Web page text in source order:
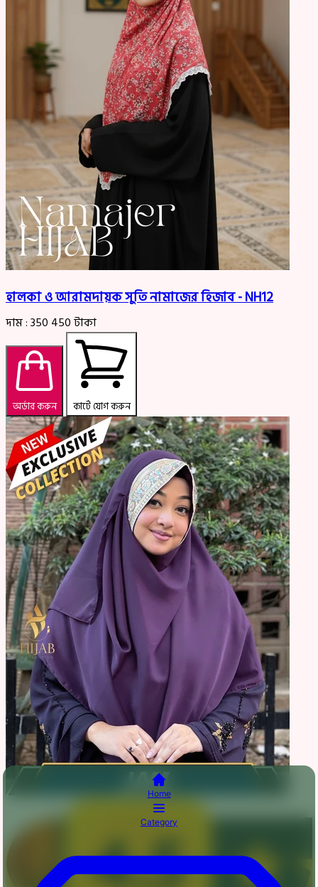
হালকা ও আরামদায়ক সুতি নামাজের হিজাব - NH12
দাম :350 450টাকা
অর্ডার করুন কার্টে যোগ করুন
Home
Category